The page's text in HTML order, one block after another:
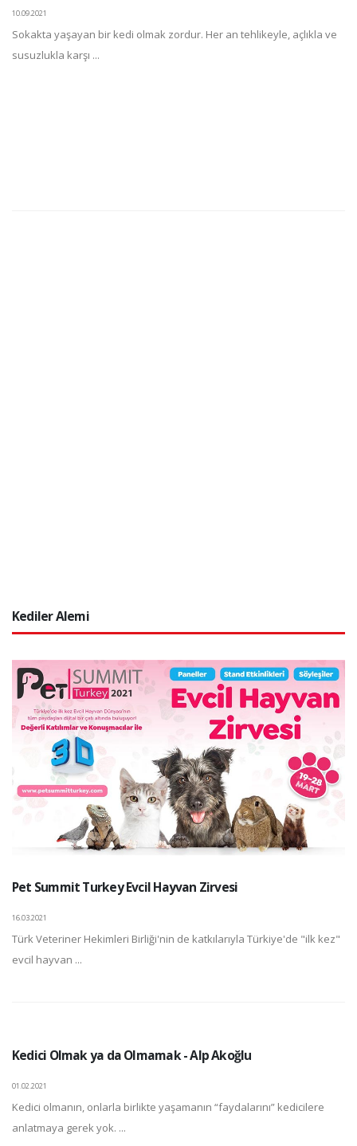
10.09.2021
Sokakta yaşayan bir kedi olmak zordur. Her an tehlikeyle, açlıkla ve
susuzlukla karşı ...
Kediler Alemi
Pet Summit Turkey Evcil Hayvan Zirvesi
16.03.2021
Türk Veteriner Hekimleri Birliği'nin de katkılarıyla Türkiye'de "ilk kez"
evcil hayvan ...
Kedici Olmak ya da Olmamak - Alp Akoğlu
01.02.2021
Kedici olmanın, onlarla birlikte yaşamanın “faydalarını” kedicilere
anlatmaya gerek yok. ...